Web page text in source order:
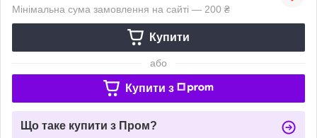
Мінімальна сума замовлення на сайті — 200 ₴
Купити
або
Купити з
Що таке купити з Пром?